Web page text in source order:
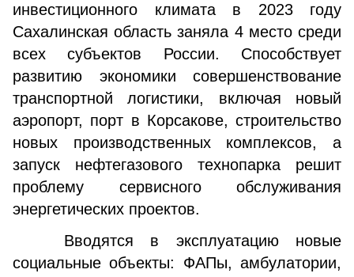
инвестиционного климата в 2023 году
Сахалинская область заняла 4 место среди
всех субъектов России. Способствует
развитию экономики совершенствование
транспортной логистики, включая новый
аэропорт, порт в Корсакове, строительство
новых производственных комплексов, а
запуск нефтегазового технопарка решит
проблему сервисного обслуживания
энергетических проектов.
Вводятся в эксплуатацию новые
социальные объекты: ФАПы, амбулатории,